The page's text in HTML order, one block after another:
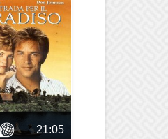
21:05